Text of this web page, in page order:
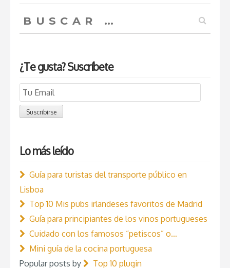
Buscar:
¿Te gusta? Suscríbete
Email
Subscription
Suscribirse
Lo más leído
Guía para turistas del transporte público en
Lisboa
Top 10 Mis pubs irlandeses favoritos de Madrid
Guía para principiantes de los vinos portugueses
Cuidado con los famosos “petiscos” o…
Mini guía de la cocina portuguesa
Popular posts by
Top 10 plugin